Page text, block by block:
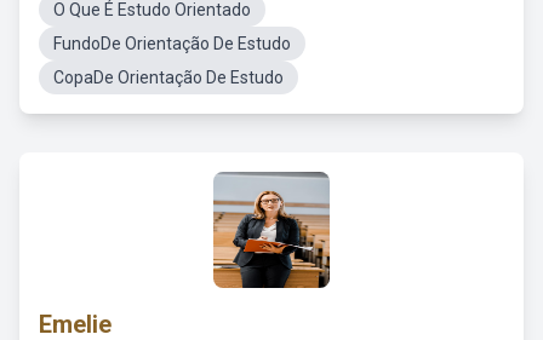
O Que É Estudo Orientado
FundoDe Orientação De Estudo
CopaDe Orientação De Estudo
Emelie